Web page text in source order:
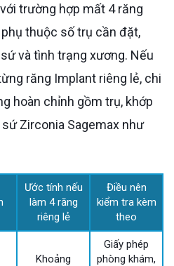
với trường hợp mất 4 răng
phụ thuộc số trụ cần đặt,
và tình trạng xương. Nếu
răng Implant riêng lẻ, chi
hoàn chỉnh gồm trụ, khớp
Zirconia Sagemax như
Ước tính nếu
làm 4 răng
riêng lẻ
Điều nên
kiểm tra kèm
theo
Khoảng
Giấy phép
phòng khám,